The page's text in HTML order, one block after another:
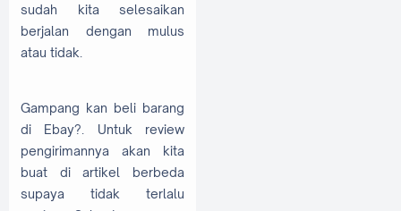
sudah kita selesaikan
berjalan dengan mulus
atau tidak.
Gampang kan beli barang
di Ebay?. Untuk review
pengirimannya akan kita
buat di artikel berbeda
supaya tidak terlalu